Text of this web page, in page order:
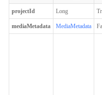
projectId Long
mediaMetadata MediaMetadata